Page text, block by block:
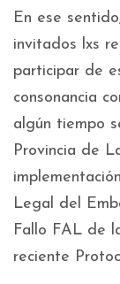
En ese
invitados lxs
participar de
consonancia
algún tiempo
Provincia de
Legal del
Fallo FAL de
reciente